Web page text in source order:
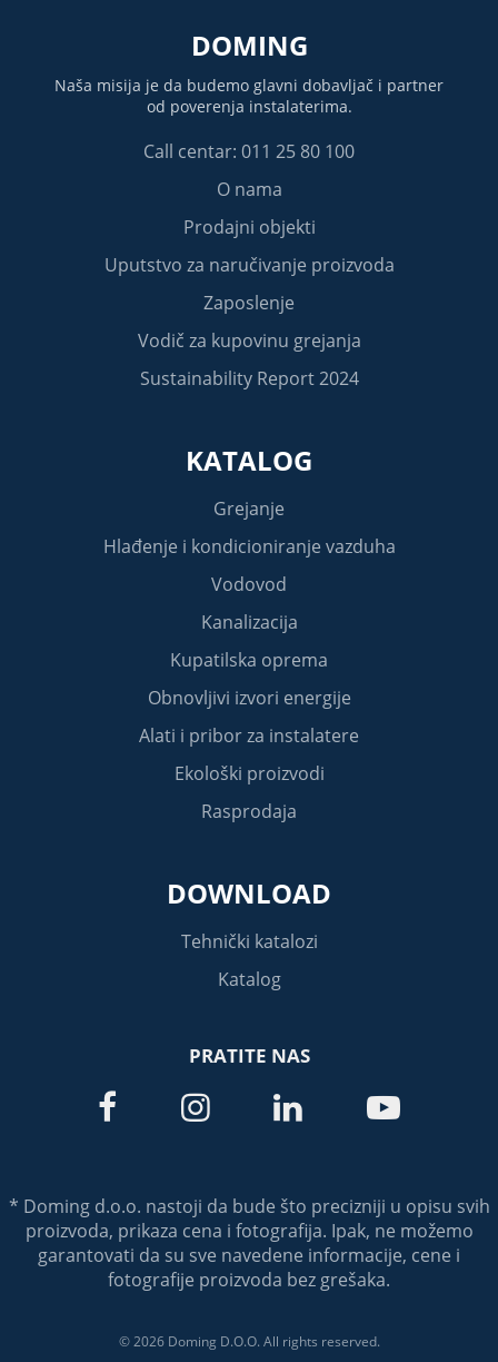
DOMING
Naša misija je da budemo glavni dobavljač i partner
od poverenja instalaterima.
Call centar: 011 25 80 100
O nama
Prodajni objekti
Uputstvo za naručivanje proizvoda
Zaposlenje
Vodič za kupovinu grejanja
Sustainability Report 2024
KATALOG
Grejanje
Hlađenje i kondicioniranje vazduha
Vodovod
Kanalizacija
Kupatilska oprema
Obnovljivi izvori energije
Alati i pribor za instalatere
Ekološki proizvodi
Rasprodaja
DOWNLOAD
Tehnički katalozi
Katalog
PRATITE NAS
   
* Doming d.o.o. nastoji da bude što precizniji u opisu svih
proizvoda, prikaza cena i fotografija. Ipak, ne možemo
garantovati da su sve navedene informacije, cene i
fotografije proizvoda bez grešaka.
© 2026 Doming D.O.O. All rights reserved.